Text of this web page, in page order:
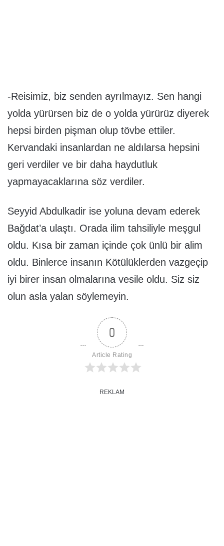
-Reisimiz, biz senden ayrılmayız. Sen hangi
yolda yürürsen biz de o yolda yürürüz diyerek
hepsi birden pişman olup tövbe ettiler.
Kervandaki insanlardan ne aldılarsa hepsini
geri verdiler ve bir daha haydutluk
yapmayacaklarına söz verdiler.
Seyyid Abdulkadir ise yoluna devam ederek
Bağdat’a ulaştı. Orada ilim tahsiliyle meşgul
oldu. Kısa bir zaman içinde çok ünlü bir alim
oldu. Binlerce insanın Kötülüklerden vazgeçip
iyi birer insan olmalarına vesile oldu. Siz siz
olun asla yalan söylemeyin.
0
Article Rating
REKLAM